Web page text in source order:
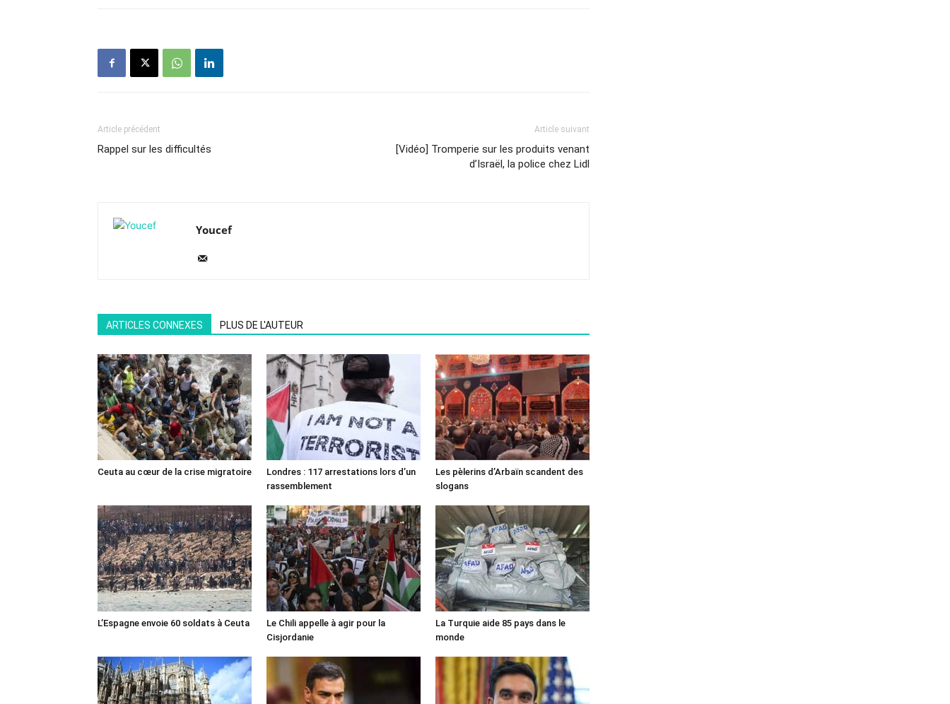
Article précédent
Rappel sur les difficultés
Article suivant
[Vidéo] Tromperie sur les produits venant
d’Israël, la police chez Lidl
Youcef
ARTICLES CONNEXES PLUS DE L'AUTEUR
Ceuta au cœur de la crise migratoire
Londres : 117 arrestations lors d’un
rassemblement
Les pèlerins d’Arbaïn scandent des
slogans
L’Espagne envoie 60 soldats à Ceuta
Le Chili appelle à agir pour la
Cisjordanie
La Turquie aide 85 pays dans le
monde